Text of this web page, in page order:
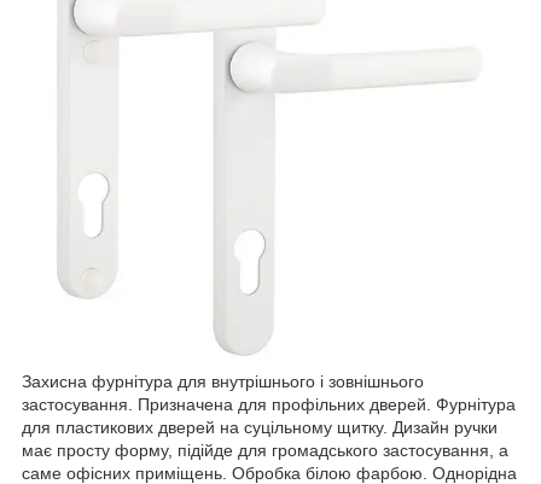
Захисна фурнітура для внутрішнього і зовнішнього
застосування. Призначена для профільних дверей. Фурнітура
для пластикових дверей на суцільному щитку. Дизайн ручки
має просту форму, підійде для громадського застосування, а
саме офісних приміщень. Обробка білою фарбою. Однорідна